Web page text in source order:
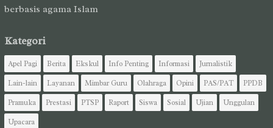
berbasis agama Islam
Kategori
Apel Pagi Berita Ekskul Info Penting Informasi
Jurnalistik
Lain-lain
Layanan Mimbar Guru Olahraga Opini PAS/PAT
PPDB
Pramuka
Prestasi PTSP Raport Siswa Sosial Ujian
Unggulan
Upacara